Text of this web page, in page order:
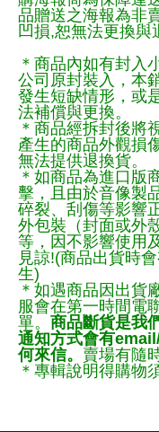
品贈送之海報為非
凹損,恕無法更換與
＊商品內如有封入
公司原封裝入，本
發生短缺情形，或
法補償與更換。
＊商品經拆封後將
產生的商品外觀損
無法提供退換貨。
＊如商品為進口版
擊，且由於音像製
碎裂、刮傷等影響
外包裝（封面或外
等，因不影響使用
見諒!(商品出貨時
生)
＊如遇商品因出貨
服會在第一時間電
單。 商品斷貨是我
通知方式會有
何來信。 賣場有隨
＊專輯說明得購物